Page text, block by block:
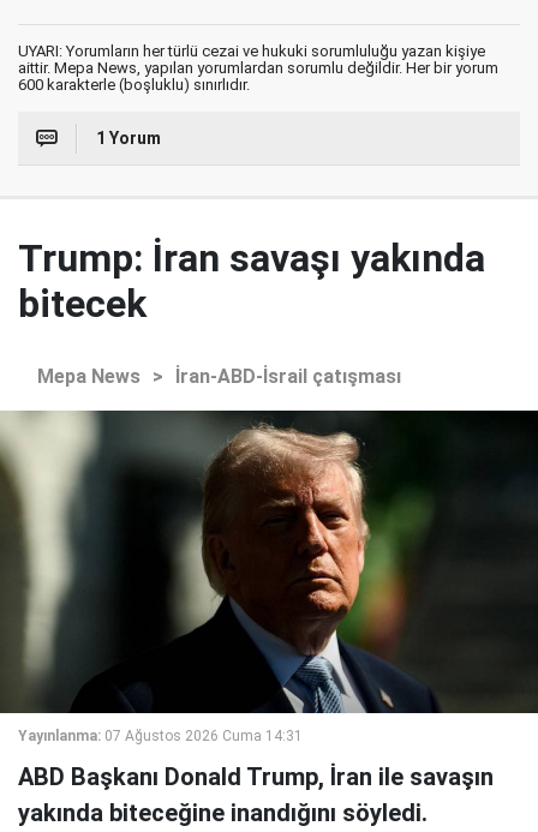
UYARI: Yorumların her türlü cezai ve hukuki sorumluluğu yazan kişiye
aittir. Mepa News, yapılan yorumlardan sorumlu değildir. Her bir yorum
600 karakterle (boşluklu) sınırlıdır.
1 Yorum
Trump: İran savaşı yakında
bitecek
Mepa News > İran-ABD-İsrail çatışması
Yayınlanma: 07 Ağustos 2026 Cuma 14:31
ABD Başkanı Donald Trump, İran ile savaşın
yakında biteceğine inandığını söyledi.